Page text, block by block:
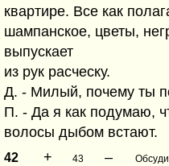
квартире. Все как
шампанское, цветы,
выпускает
из рук расческу.
Д. - Милый, почему ты
П. - Да я как подумаю,
волосы дыбом встают.
42 + 43 –